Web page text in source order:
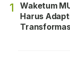
1
Waketum
Harus